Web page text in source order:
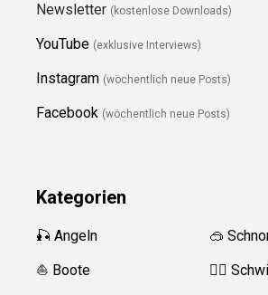
Newsletter (kostenlose Downloads)
YouTube (exklusive Interviews)
Instagram (wöchentlich neue Posts)
Facebook (wöchentlich neue Posts)
Kategorien
🎣 Angeln
⛵️ Boote
🥽
🏊‍♂️